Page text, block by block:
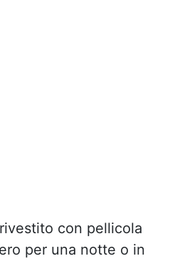
con pellicola
per una notte o in